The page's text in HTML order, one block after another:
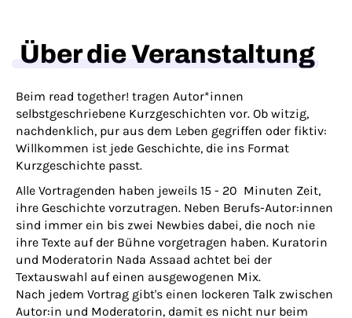
Über die Veranstaltung
Beim read together! tragen Autor*innen
selbstgeschriebene Kurzgeschichten vor. Ob witzig,
nachdenklich, pur aus dem Leben gegriffen oder fiktiv:
Willkommen ist jede Geschichte, die ins Format
Kurzgeschichte passt.
Alle Vortragenden haben jeweils 15 - 20 Minuten Zeit,
ihre Geschichte vorzutragen. Neben Berufs-Autor:innen
sind immer ein bis zwei Newbies dabei, die noch nie
ihre Texte auf der Bühne vorgetragen haben. Kuratorin
und Moderatorin Nada Assaad achtet bei der
Textauswahl auf einen ausgewogenen Mix.
Nach jedem Vortrag gibt's einen lockeren Talk zwischen
Autor:in und Moderatorin, damit es nicht nur beim